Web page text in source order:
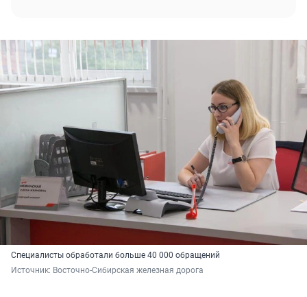
Специалисты обработали больше 40 000 обращений
Источник: Восточно-Сибирская железная дорога